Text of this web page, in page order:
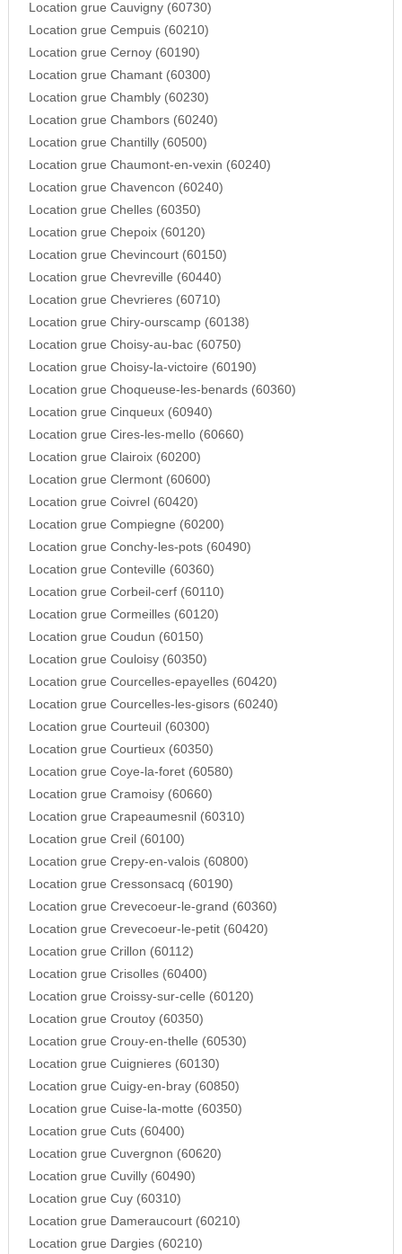
Location grue Cauvigny (60730)
Location grue Cempuis (60210)
Location grue Cernoy (60190)
Location grue Chamant (60300)
Location grue Chambly (60230)
Location grue Chambors (60240)
Location grue Chantilly (60500)
Location grue Chaumont-en-vexin (60240)
Location grue Chavencon (60240)
Location grue Chelles (60350)
Location grue Chepoix (60120)
Location grue Chevincourt (60150)
Location grue Chevreville (60440)
Location grue Chevrieres (60710)
Location grue Chiry-ourscamp (60138)
Location grue Choisy-au-bac (60750)
Location grue Choisy-la-victoire (60190)
Location grue Choqueuse-les-benards (60360)
Location grue Cinqueux (60940)
Location grue Cires-les-mello (60660)
Location grue Clairoix (60200)
Location grue Clermont (60600)
Location grue Coivrel (60420)
Location grue Compiegne (60200)
Location grue Conchy-les-pots (60490)
Location grue Conteville (60360)
Location grue Corbeil-cerf (60110)
Location grue Cormeilles (60120)
Location grue Coudun (60150)
Location grue Couloisy (60350)
Location grue Courcelles-epayelles (60420)
Location grue Courcelles-les-gisors (60240)
Location grue Courteuil (60300)
Location grue Courtieux (60350)
Location grue Coye-la-foret (60580)
Location grue Cramoisy (60660)
Location grue Crapeaumesnil (60310)
Location grue Creil (60100)
Location grue Crepy-en-valois (60800)
Location grue Cressonsacq (60190)
Location grue Crevecoeur-le-grand (60360)
Location grue Crevecoeur-le-petit (60420)
Location grue Crillon (60112)
Location grue Crisolles (60400)
Location grue Croissy-sur-celle (60120)
Location grue Croutoy (60350)
Location grue Crouy-en-thelle (60530)
Location grue Cuignieres (60130)
Location grue Cuigy-en-bray (60850)
Location grue Cuise-la-motte (60350)
Location grue Cuts (60400)
Location grue Cuvergnon (60620)
Location grue Cuvilly (60490)
Location grue Cuy (60310)
Location grue Dameraucourt (60210)
Location grue Dargies (60210)